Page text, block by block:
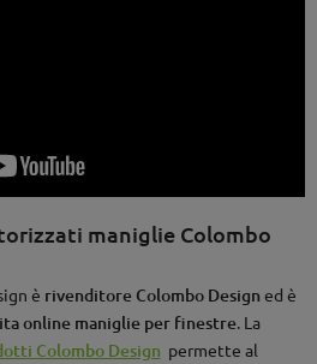
maniglie Colombo
è rivenditore Colombo Design ed è
online maniglie per finestre. La
Colombo Design permette al